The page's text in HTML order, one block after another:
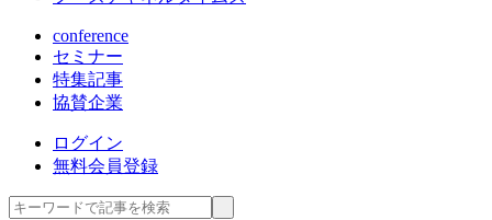
conference
セミナー
特集記事
協賛企業
ログイン
無料会員登録